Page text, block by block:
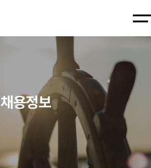
브로슈
인증
면허
인증
면허
채용
보
채용안
CI
인증
면허
채용
복지
채용정보